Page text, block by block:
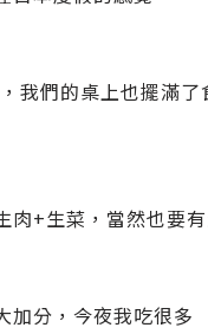
我們的桌上也擺滿
肉+生菜，當然也要
加分，今夜我吃很多